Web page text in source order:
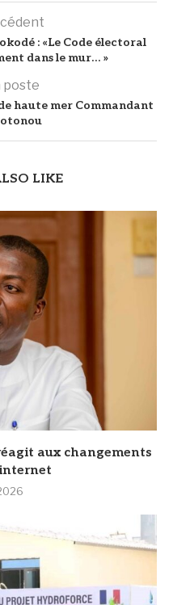
: «Le Code électoral
dans le mur… »
poste
haute mer Commandant
LIKE
aux changements